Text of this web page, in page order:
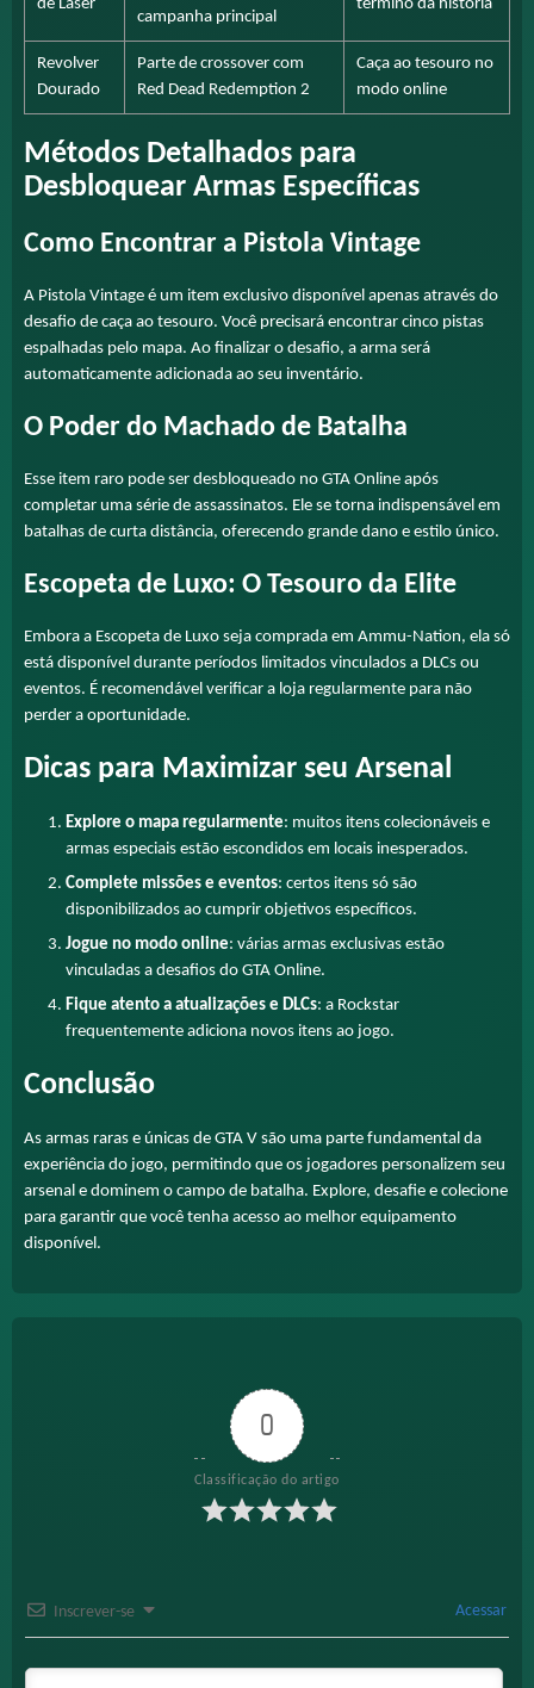
de Laser
campanha principal
término da história
Revolver
Dourado
Parte de crossover com
Red Dead Redemption 2
Caça ao tesouro no
modo online
Métodos Detalhados para
Desbloquear Armas Específicas
Como Encontrar a Pistola Vintage
A Pistola Vintage é um item exclusivo disponível apenas através do
desafio de caça ao tesouro. Você precisará encontrar cinco pistas
espalhadas pelo mapa. Ao finalizar o desafio, a arma será
automaticamente adicionada ao seu inventário.
O Poder do Machado de Batalha
Esse item raro pode ser desbloqueado no GTA Online após
completar uma série de assassinatos. Ele se torna indispensável em
batalhas de curta distância, oferecendo grande dano e estilo único.
Escopeta de Luxo: O Tesouro da Elite
Embora a Escopeta de Luxo seja comprada em Ammu-Nation, ela só
está disponível durante períodos limitados vinculados a DLCs ou
eventos. É recomendável verificar a loja regularmente para não
perder a oportunidade.
Dicas para Maximizar seu Arsenal
Explore o mapa regularmente: muitos itens colecionáveis e
armas especiais estão escondidos em locais inesperados.
Complete missões e eventos: certos itens só são
disponibilizados ao cumprir objetivos específicos.
Jogue no modo online: várias armas exclusivas estão
vinculadas a desafios do GTA Online.
Fique atento a atualizações e DLCs: a Rockstar
frequentemente adiciona novos itens ao jogo.
Conclusão
As armas raras e únicas de GTA V são uma parte fundamental da
experiência do jogo, permitindo que os jogadores personalizem seu
arsenal e dominem o campo de batalha. Explore, desafie e colecione
para garantir que você tenha acesso ao melhor equipamento
disponível.
0
Classificação do artigo
Inscrever-se Acessar